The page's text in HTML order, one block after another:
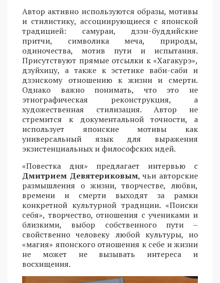
Автор активно используются образы, мотивы
и стилистику, ассоциирующиеся с японской
традицией: самураи, дзэн-буддийские
притчи, символика меча, природы,
одиночества, мотив пути и испытания.
Присутствуют прямые отсылки к «Хагакурэ»,
дзуйхицу, а также к эстетике ваби-саби и
дзэнскому отношению к жизни и смерти.
Однако важно понимать, что это не
этнографическая реконструкция, а
художественная стилизация. Автор не
стремится к документальной точности, а
использует японские мотивы как
универсальный язык для выражения
экзистенциальных и философских идей.
«Повестка дня» предлагает интервью с
Дмитрием Девятериковым, чьи авторские
размышления о жизни, творчестве, любви,
времени и смерти выходят за рамки
конкретной культурной традиции. «Поиски
себя», творчество, отношения с учениками и
близкими, выбор собственного пути –
свойственно человеку любой культуры, но
«магия» японского отношения к себе и жизни
не может не вызывать интереса и
восхищения.